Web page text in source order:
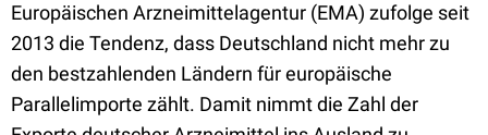
Europäischen Arzneimittelagentur (EMA) zufolge seit
2013 die Tendenz, dass Deutschland nicht mehr zu
den bestzahlenden Ländern für europäische
Parallelimporte zählt. Damit nimmt die Zahl der